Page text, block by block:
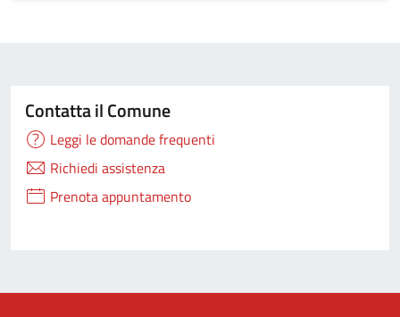
Contatta il Comune
Leggi le domande frequenti
Richiedi assistenza
Prenota appuntamento